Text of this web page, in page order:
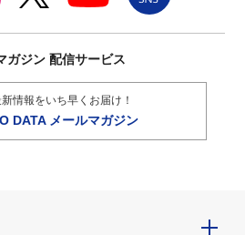
ガジン 配信サービス
情報をいち早くお届け！
DATA メールマガジン